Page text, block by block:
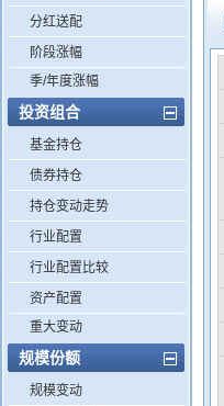
分红送配
阶段涨幅
季/年度涨幅
投资组合
基金持仓
债券持仓
持仓变动走势
行业配置
行业配置比较
资产配置
重大变动
规模份额
规模变动